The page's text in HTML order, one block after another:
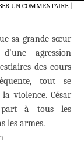
UN COMMENTAIRE|
sa grande sœur
agression
des cours
tout se
violence. César
part à tous les
les armes.